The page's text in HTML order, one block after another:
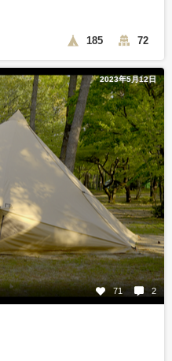
185 72
2023年5月12日
71 2